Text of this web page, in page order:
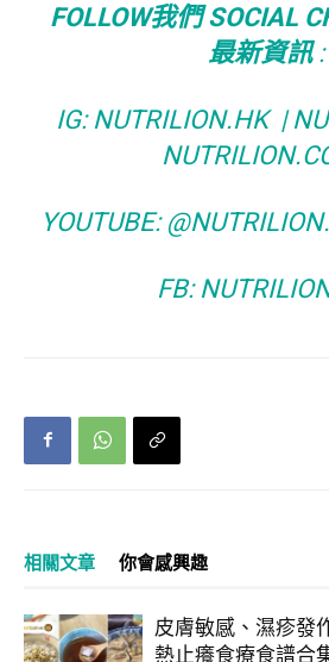
FOLLOW我們 SOCIAL
最新資訊:
IG: NUTRILION.HK |
YOUTUBE:
FB:
相關文章 你會感興趣
皮膚敏感、濕疹發
熱止癢食療食譜合